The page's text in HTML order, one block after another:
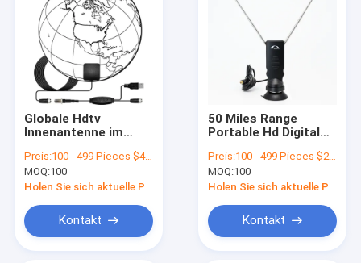
VR Show
Antenne Digital HDTV
Auto Fernsehantenne
VHF-UHFmobilantenne
COLUMBIUM Autoradio-Antenne
Globale Hdtv
Innenantenne im
Ohm-Widerstand
Preis:100 - 499 Pieces $4.6 1000 - 2999 Pieces $4.20 >=3000 Pieces $3.50
MOQ:100
Holen Sie sich aktuelle Preis
Kontakt
50 Miles Range
Portable Hd Digital
ungerichtet
Preis:100 - 499 Pieces $2.5 500 - 999 Pieces $2.3 1000 - 2999 Pieces $1.80 >=3000 Pieces $1.5
MOQ:100
Holen Sie sich aktuelle Preis
Kontakt